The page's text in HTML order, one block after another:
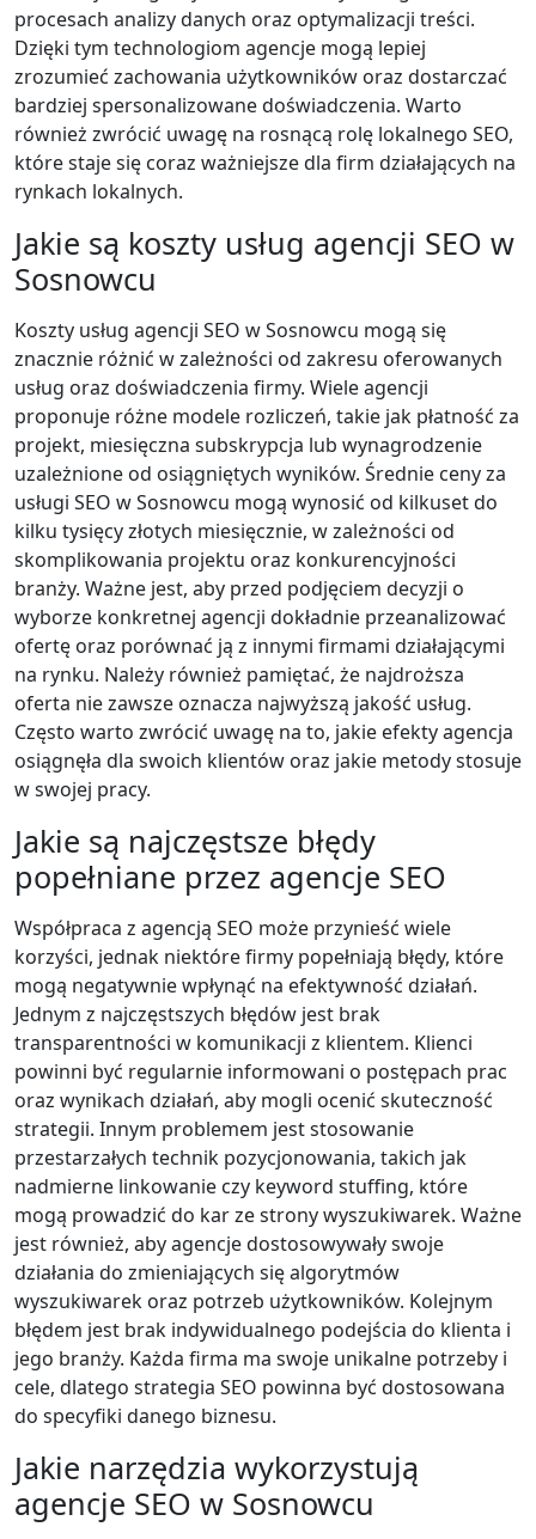
procesach analizy danych oraz optymalizacji treści.
Dzięki tym technologiom agencje mogą lepiej
zrozumieć zachowania użytkowników oraz dostarczać
bardziej spersonalizowane doświadczenia. Warto
również zwrócić uwagę na rosnącą rolę lokalnego SEO,
które staje się coraz ważniejsze dla firm działających na
rynkach lokalnych.
Jakie są koszty usług agencji SEO w
Sosnowcu
Koszty usług agencji SEO w Sosnowcu mogą się
znacznie różnić w zależności od zakresu oferowanych
usług oraz doświadczenia firmy. Wiele agencji
proponuje różne modele rozliczeń, takie jak płatność za
projekt, miesięczna subskrypcja lub wynagrodzenie
uzależnione od osiągniętych wyników. Średnie ceny za
usługi SEO w Sosnowcu mogą wynosić od kilkuset do
kilku tysięcy złotych miesięcznie, w zależności od
skomplikowania projektu oraz konkurencyjności
branży. Ważne jest, aby przed podjęciem decyzji o
wyborze konkretnej agencji dokładnie przeanalizować
ofertę oraz porównać ją z innymi firmami działającymi
na rynku. Należy również pamiętać, że najdroższa
oferta nie zawsze oznacza najwyższą jakość usług.
Często warto zwrócić uwagę na to, jakie efekty agencja
osiągnęła dla swoich klientów oraz jakie metody stosuje
w swojej pracy.
Jakie są najczęstsze błędy
popełniane przez agencje SEO
Współpraca z agencją SEO może przynieść wiele
korzyści, jednak niektóre firmy popełniają błędy, które
mogą negatywnie wpłynąć na efektywność działań.
Jednym z najczęstszych błędów jest brak
transparentności w komunikacji z klientem. Klienci
powinni być regularnie informowani o postępach prac
oraz wynikach działań, aby mogli ocenić skuteczność
strategii. Innym problemem jest stosowanie
przestarzałych technik pozycjonowania, takich jak
nadmierne linkowanie czy keyword stuffing, które
mogą prowadzić do kar ze strony wyszukiwarek. Ważne
jest również, aby agencje dostosowywały swoje
działania do zmieniających się algorytmów
wyszukiwarek oraz potrzeb użytkowników. Kolejnym
błędem jest brak indywidualnego podejścia do klienta i
jego branży. Każda firma ma swoje unikalne potrzeby i
cele, dlatego strategia SEO powinna być dostosowana
do specyfiki danego biznesu.
Jakie narzędzia wykorzystują
agencje SEO w Sosnowcu